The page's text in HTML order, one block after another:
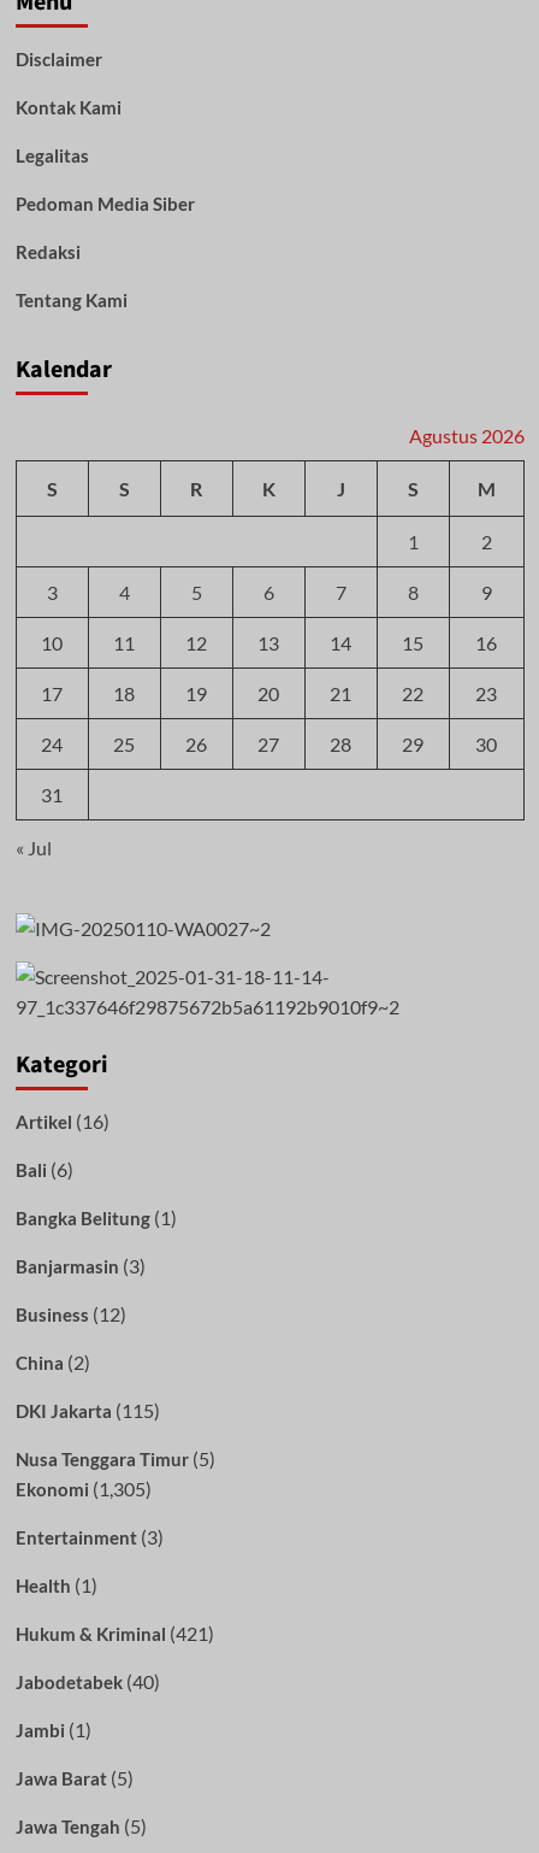
Disclaimer
Kontak Kami
Legalitas
Pedoman Media Siber
Redaksi
Tentang Kami
Kalendar
Agustus 2026
S S R K J S M
1 2
3 4 5 6 7 8 9
10 11 12 13 14 15 16
17 18 19 20 21 22 23
24 25 26 27 28 29 30
31
« Jul
Kategori
Artikel (16)
Bali (6)
Bangka Belitung(1)
Banjarmasin (3)
Business (12)
China (2)
DKI Jakarta (115)
Nusa Tenggara Timur(5)
Ekonomi (1,305)
Entertainment(3)
Health (1)
Hukum & Kriminal (421)
Jabodetabek(40)
Jambi (1)
Jawa Barat(5)
Jawa Tengah (5)